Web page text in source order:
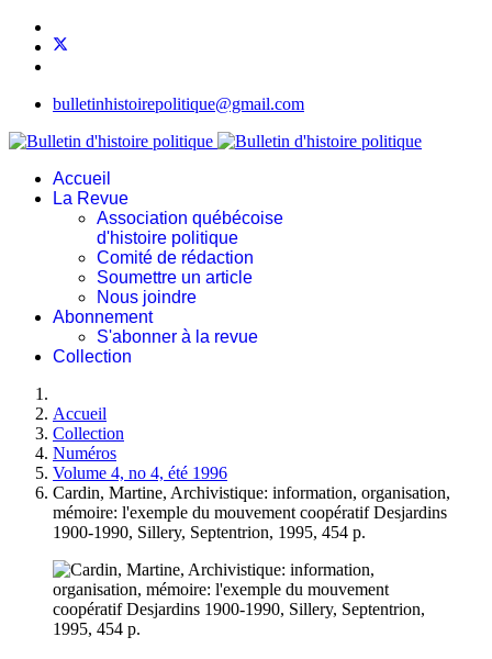
bulletinhistoirepolitique@gmail.com
Accueil
La Revue
Association québécoise
d'histoire politique
Comité de rédaction
Soumettre un article
Nous joindre
Abonnement
S'abonner à la revue
Collection
Accueil
Collection
Numéros
Volume 4, no 4, été 1996
Cardin, Martine, Archivistique: information, organisation,
mémoire: l'exemple du mouvement coopératif Desjardins
1900-1990, Sillery, Septentrion, 1995, 454 p.